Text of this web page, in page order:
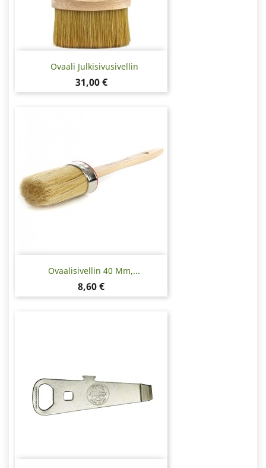
Ovaali Julkisivusivellin
Hinta
31,00 €
Ovaalisivellin 40 Mm,...
Hinta
8,60 €